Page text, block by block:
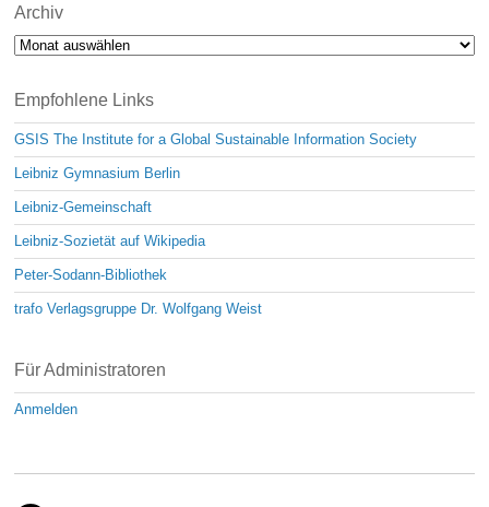
Archiv
Archiv
Empfohlene Links
GSIS The Institute for a Global Sustainable Information Society
Leibniz Gymnasium Berlin
Leibniz-Gemeinschaft
Leibniz-Sozietät auf Wikipedia
Peter-Sodann-Bibliothek
trafo Verlagsgruppe Dr. Wolfgang Weist
Für Administratoren
Anmelden